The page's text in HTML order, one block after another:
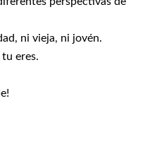
ni vieja, ni jovén.
tu eres.